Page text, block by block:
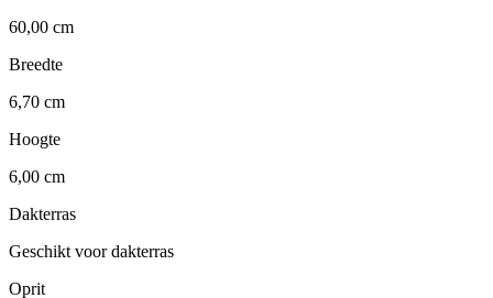
60,00 cm
Breedte
6,70 cm
Hoogte
6,00 cm
Dakterras
Geschikt voor dakterras
Oprit